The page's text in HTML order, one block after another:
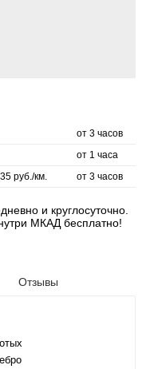
от 3 часов
от 1 часа
руб./км. от 3 часов
и круглосуточно.
МКАД бесплатно!
Отзывы